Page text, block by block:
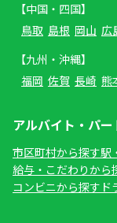
【中国・四国】
鳥取 島根 岡山 広
【九州・沖縄】
福岡 佐賀 長崎 熊
アルバイト・パ
市区町村から探す駅
給与・こだわりから
コンビニから探す ド